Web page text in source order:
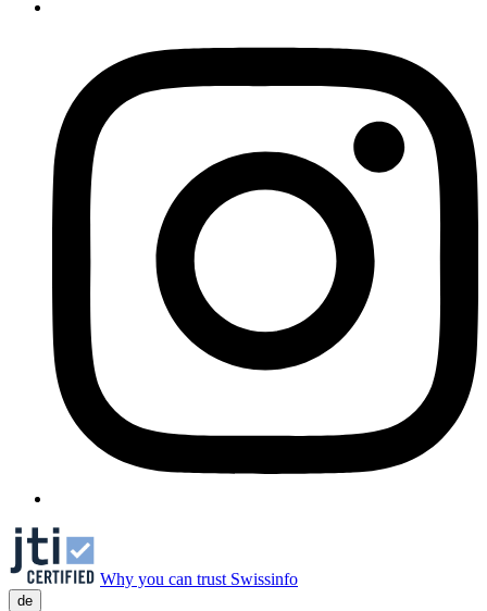
Why you can trust Swissinfo
de